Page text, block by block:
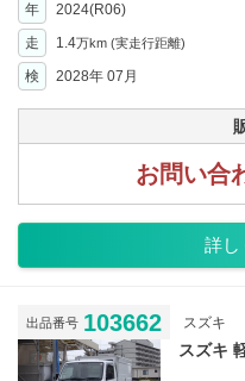
年
2024(R06)
走 1.4万km (実走行距離)
検
2028年 07月
お問い合
詳し
出品番号 103662 スズキ
スズキ